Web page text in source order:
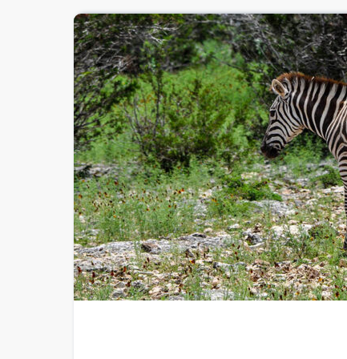
ACTION
UND
TEXANISCHE
TRADITIONEN!